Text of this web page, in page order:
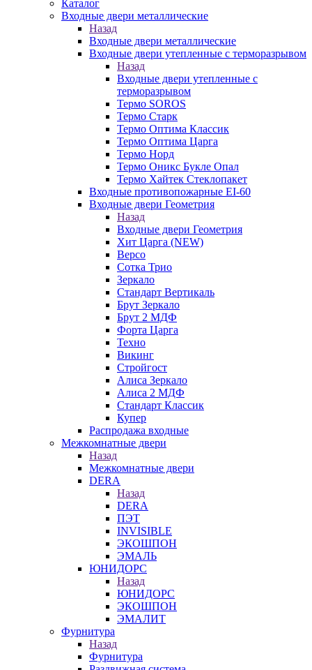
Каталог
Входные двери металлические
Назад
Входные двери металлические
Входные двери утепленные с терморазрывом
Назад
Входные двери утепленные с
терморазрывом
Термо SOROS
Термо Старк
Термо Оптима Классик
Термо Оптима Царга
Термо Норд
Термо Оникс Букле Опал
Термо Хайтек Стеклопакет
Входные противопожарные EI-60
Входные двери Геометрия
Назад
Входные двери Геометрия
Хит Царга (NEW)
Версо
Сотка Трио
Зеркало
Стандарт Вертикаль
Брут Зеркало
Брут 2 МДФ
Форта Царга
Техно
Викинг
Стройгост
Алиса Зеркало
Алиса 2 МДФ
Стандарт Классик
Купер
Распродажа входные
Межкомнатные двери
Назад
Межкомнатные двери
DERA
Назад
DERA
ПЭТ
INVISIBLE
ЭКОШПОН
ЭМАЛЬ
ЮНИДОРС
Назад
ЮНИДОРС
ЭКОШПОН
ЭМАЛИТ
Фурнитура
Назад
Фурнитура